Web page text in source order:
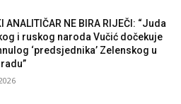
ANALITIČAR NE BIRA RIJEČI: “Juda
i ruskog naroda Vučić dočekuje
‘predsjednika’ Zelenskog u